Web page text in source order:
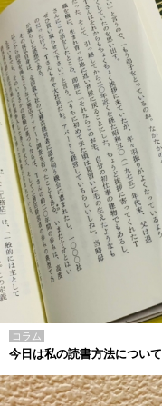
コラム
今日は私の読書方法について